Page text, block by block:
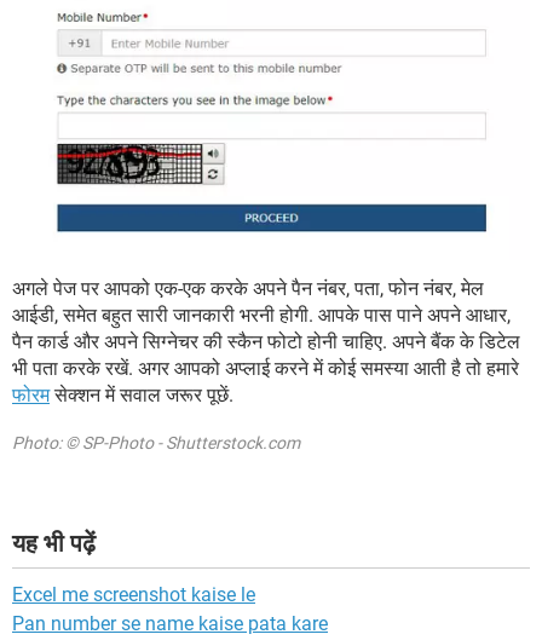
अगले पेज पर आपको एक-एक करके अपने पैन नंबर, पता, फोन नंबर, मेल
आईडी, समेत बहुत सारी जानकारी भरनी होगी. आपके पास पाने अपने आधार,
पैन कार्ड और अपने सिग्नेचर की स्कैन फोटो होनी चाहिए. अपने बैंक के डिटेल
भी पता करके रखें. अगर आपको अप्लाई करने में कोई समस्या आती है तो हमारे
फोरमसेक्शन में सवाल जरूर पूछें.
Photo: © SP-Photo - Shutterstock.com
यह भी पढ़ें
Excel me screenshot kaise le
Pan number se name kaise pata kare